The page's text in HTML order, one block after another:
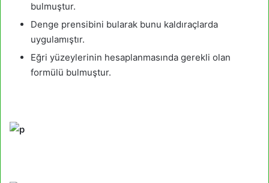
bulmuştur.
Denge prensibini bularak bunu kaldıraçlarda
uygulamıştır.
Eğri yüzeylerinin hesaplanmasında gerekli olan
formülü bulmuştur.